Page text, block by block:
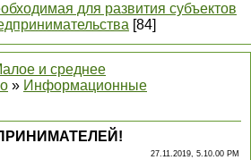
для развития субъектов
[84]
и среднее
» Информационные
27.11.2019, 5.10.00 PM